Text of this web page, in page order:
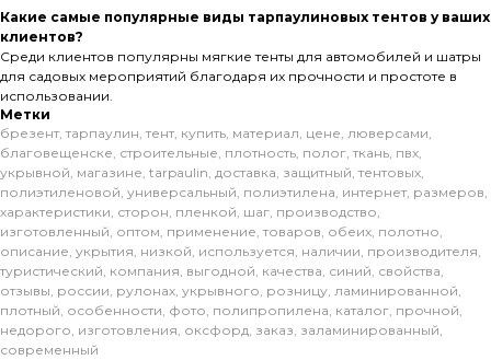
Какие самые популярные виды тарпаулиновых тентов у ваших
клиентов?
Среди клиентов популярны мягкие тенты для автомобилей и шатры
для садовых мероприятий благодаря их прочности и простоте в
использовании.
Метки
брезент,тарпаулин,тент, купить, материал, цене, люверсами,
благовещенске, строительные, плотность, полог,ткань, пвх,
укрывной, магазине, tarpaulin, доставка, защитный,тентовых,
полиэтиленовой, универсальный, полиэтилена, интернет, размеров,
характеристики, сторон, пленкой, шаг, производство,
изготовленный, оптом, применение,товаров, обеих, полотно,
описание, укрытия, низкой, используется, наличии, производителя,
туристический, компания, выгодной, качества, синий, свойства,
отзывы, россии, рулонах, укрывного, розницу, ламинированной,
плотный, особенности, фото, полипропилена, каталог, прочной,
недорого, изготовления, оксфорд, заказ, заламинированный,
современный